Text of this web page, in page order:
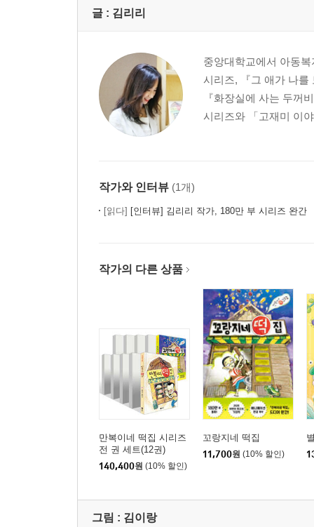
글 : 김리리
중앙대학교에서 아동
시리즈, 『그 애가 나를
『화장실에 사는 두꺼
시리즈와 「고재미 이
작가와 인터뷰 (1개)
[읽다] [인터뷰] 김리리 작가, 180만 부 시리즈 완간 『꼬
작가의 다른 상품
만복이네 떡집 시리즈
전 권 세트(12권)
140,400원 (10% 할인)
꼬랑지네 떡집
11,700원 (10% 할인)
그림 : 김이랑